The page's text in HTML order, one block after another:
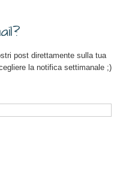
post direttamente sulla tua
la notifica settimanale ;)